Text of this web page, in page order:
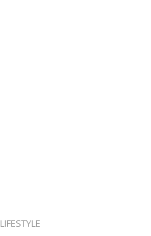
LIFESTYLE